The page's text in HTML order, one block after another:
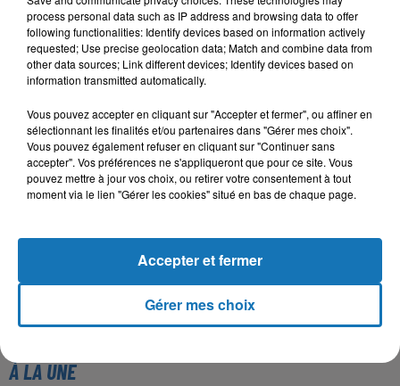
À LA UNE
process personal data such as IP address and browsing data to offer
following functionalities: Identify devices based on information actively
requested; Use precise geolocation data; Match and combine data from
other data sources; Link different devices; Identify devices based on
information transmitted automatically.
Vous pouvez accepter en cliquant sur "Accepter et fermer", ou affiner en
sélectionnant les finalités et/ou partenaires dans "Gérer mes choix".
Vous pouvez également refuser en cliquant sur "Continuer sans
accepter". Vos préférences ne s'appliqueront que pour ce site. Vous
pouvez mettre à jour vos choix, ou retirer votre consentement à tout
moment via le lien "Gérer les cookies" situé en bas de chaque page.
Gérer mes choix
Accepter et fermer